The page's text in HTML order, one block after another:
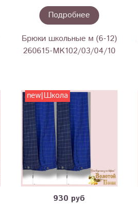
Подробнее
Брюки школьные м (6-12)
260615-MK102/03/04/10
new|Школа
930 руб